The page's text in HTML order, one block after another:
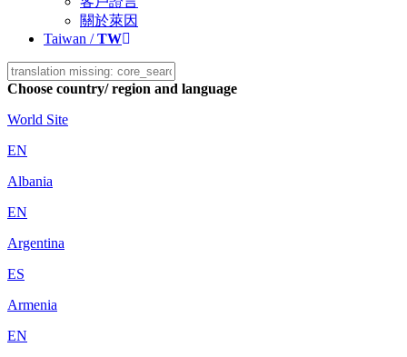
關於萊因
Taiwan /TW
Choose country/ region and language
World Site
EN
Albania
EN
Argentina
ES
Armenia
EN